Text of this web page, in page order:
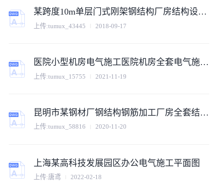
某跨度10m单层门式刚架钢结构厂房结构设计图
上传:tumux_43445 2018-09-17
医院小型机房电气施工医院机房全套电气施工图纸
上传:tumux_15755 2021-11-19
昆明市某钢材厂钢结构钢筋加工厂房全套结构设计CAD图纸
上传:tumux_58816 2020-11-20
上海某高科技发展园区办公电气施工平面图
上传:唐鸢 2022-02-18